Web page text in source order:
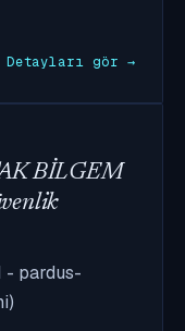
Detayları gör →
BİLGEM
- pardus-